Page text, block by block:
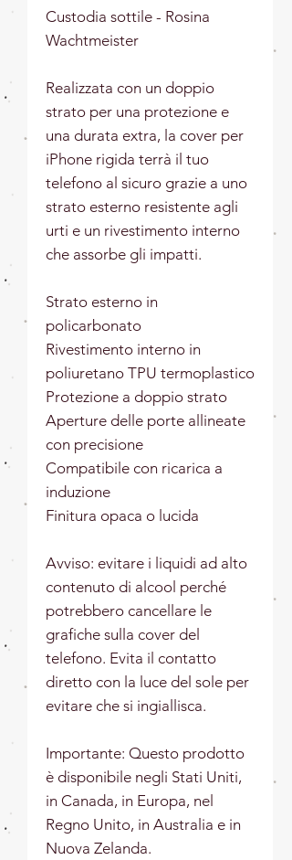
Custodia sottile - Rosina
Wachtmeister​
Realizzata con un doppio
strato per una protezione e
una durata extra, la cover per
iPhone rigida terrà il tuo
telefono al sicuro grazie a uno
strato esterno resistente agli
urti e un rivestimento interno
che assorbe gli impatti.
Strato esterno in
policarbonato
Rivestimento interno in
poliuretano TPU termoplastico
Protezione a doppio strato
Aperture delle porte allineate
con precisione
Compatibile con ricarica a
induzione​
Finitura opaca o lucida
Avviso: evitare i liquidi ad alto
contenuto di alcool perché
potrebbero cancellare le
grafiche sulla cover del
telefono. Evita il contatto
diretto con la luce del sole per
evitare che si ingiallisca.
Importante: Questo prodotto
è disponibile negli Stati Uniti,
in Canada, in Europa, nel
Regno Unito, in Australia e in
Nuova Zelanda.